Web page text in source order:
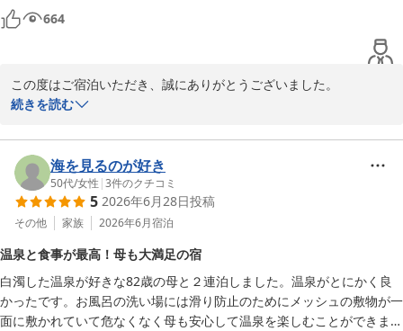
また、当館自慢の白濁した硫黄泉もお気に召していただき、「最高
でした」とのお言葉をいただけましたことを大変光栄に存じます。
「また訪れたい」とのお言葉を励みに、これからもご家族皆様と愛
犬に安心して快適にお過ごしいただけるホテルを目指し、サービス
また那須へお越しの際は、ぜひ当館をご利用くださいませ。スタッ
フ一同、心よりお待ち申し上げております。
この度は誠にありがとうございました。
ホテルラフォーレ那須
2026-07-30
すねとても好印象です。
また機会があればお邪魔したいと思います。（次は極コースにしようか
664
この度はご宿泊いただき、誠にありがとうございました。
ーアルや設備の維持管理により、快適にお過ごしいただけたとのお
言葉を頂戴し、大変嬉しく拝読いたしました。
また、ご夕食の雅コースにつきましても、一品一品のお料理をお楽
しみいただき、「とても美味しかった」とのお言葉をいただけまし
で、ボリュームにつきましては貴重なご意見として今後の参考とさ
せていただきます。
当館自慢の白濁した硫黄泉もご満喫いただけたようで、大変嬉しく
続きを読む
海を見るのが好き
50代/女性 |3件のクチコミ
5 2026年6月28日投稿
その他 家族 2026年6月宿泊
温泉と食事が最高！母も大満足の宿
白濁した温泉が好きな82歳の母と２連泊しました。温泉がとにかく良
かったです。お風呂の洗い場には滑り防止のためにメッシュの敷物が一
面に敷かれていて危なくなく母も安心して温泉を楽しむことができまし